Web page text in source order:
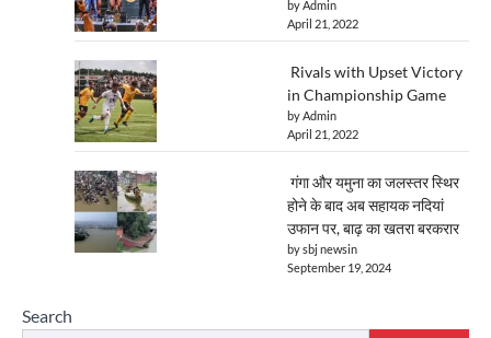
by Admin
April 21, 2022
Rivals with Upset Victory
in Championship Game
by Admin
April 21, 2022
गंगा और यमुना का जलस्तर स्थिर
होने के बाद अब सहायक नदियां
उफान पर, बाढ़ का खतरा बरकरार
by sbj newsin
September 19, 2024
Search